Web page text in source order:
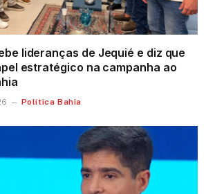
lideranças de Jequié e diz que
estratégico na campanha ao
Política Bahia